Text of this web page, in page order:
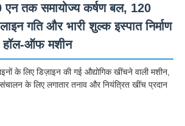
तक समायोज्य कर्षण बल, 120
गति और भारी शुल्क इस्पात निर्माण
हॉल-ऑफ मशीन
के लिए डिज़ाइन की गई औद्योगिक खींचने वाली मशीन,
संचालन के लिए लगातार तनाव और नियंत्रित खींच प्रदान